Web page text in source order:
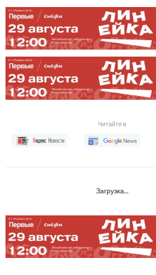
Читайте в
Загрузка...